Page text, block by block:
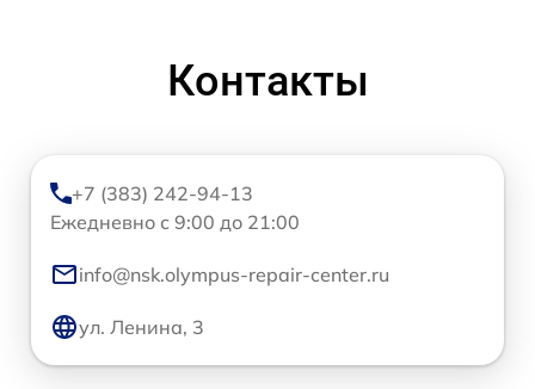
Контакты
+7 (383) 242-94-13
Ежедневно с 9:00 до 21:00
info@nsk.olympus-repair-center.ru
ул. Ленина, 3